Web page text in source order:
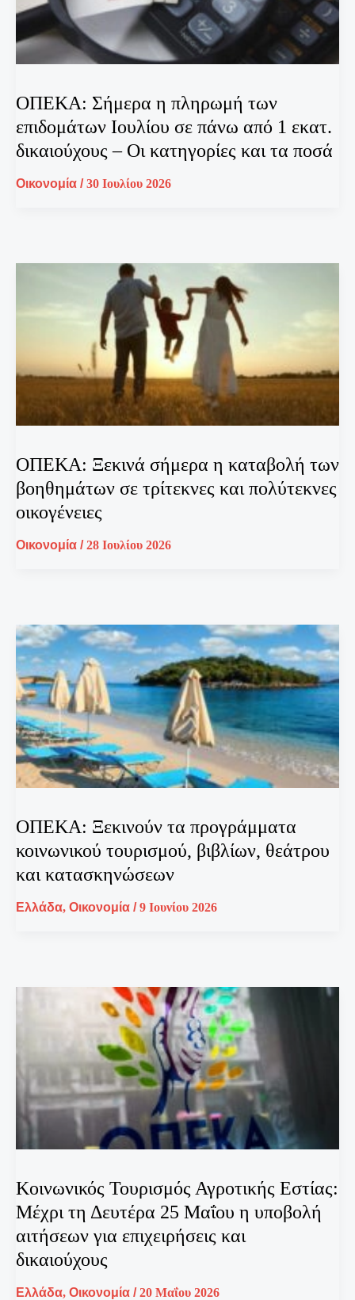
ΟΠΕΚΑ: Σήμερα η πληρωμή των
επιδομάτων Ιουλίου σε πάνω από 1 εκατ.
δικαιούχους – Οι κατηγορίες και τα ποσά
Οικονομία /30 Ιουλίου 2026
ΟΠΕΚΑ: Ξεκινά σήμερα η καταβολή των
βοηθημάτων σε τρίτεκνες και πολύτεκνες
οικογένειες
Οικονομία /28 Ιουλίου 2026
ΟΠΕΚΑ: Ξεκινούν τα προγράμματα
κοινωνικού τουρισμού, βιβλίων, θεάτρου
και κατασκηνώσεων
Ελλάδα, Οικονομία /9 Ιουνίου 2026
Κοινωνικός Τουρισμός Αγροτικής Εστίας:
Μέχρι τη Δευτέρα 25 Μαΐου η υποβολή
αιτήσεων για επιχειρήσεις και
δικαιούχους
Ελλάδα, Οικονομία /20 Μαΐου 2026